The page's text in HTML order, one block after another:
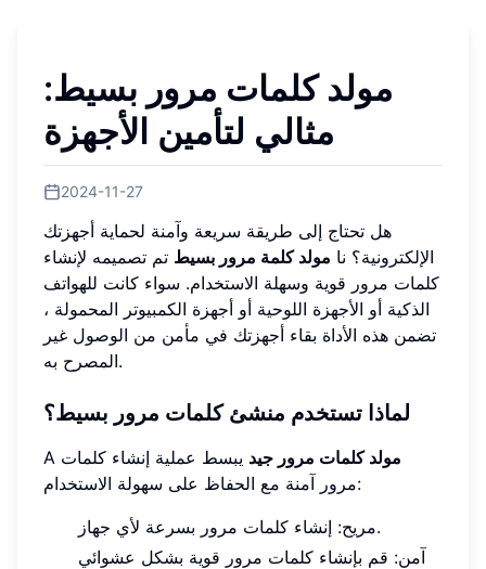
مولد كلمات مرور بسيط:
مثالي لتأمين الأجهزة
2024-11-27
هل تحتاج إلى طريقة سريعة وآمنة لحماية أجهزتك
الإلكترونية؟ نا مولد كلمة مرور بسيط تم تصميمه لإنشاء
كلمات مرور قوية وسهلة الاستخدام. سواء كانت للهواتف
الذكية أو الأجهزة اللوحية أو أجهزة الكمبيوتر المحمولة ،
تضمن هذه الأداة بقاء أجهزتك في مأمن من الوصول غير
المصرح به.
لماذا تستخدم منشئ كلمات مرور بسيط؟
A مولد كلمات مرور جيد يبسط عملية إنشاء كلمات
مرور آمنة مع الحفاظ على سهولة الاستخدام:
مريح: إنشاء كلمات مرور بسرعة لأي جهاز.
آمن: قم بإنشاء كلمات مرور قوية بشكل عشوائي